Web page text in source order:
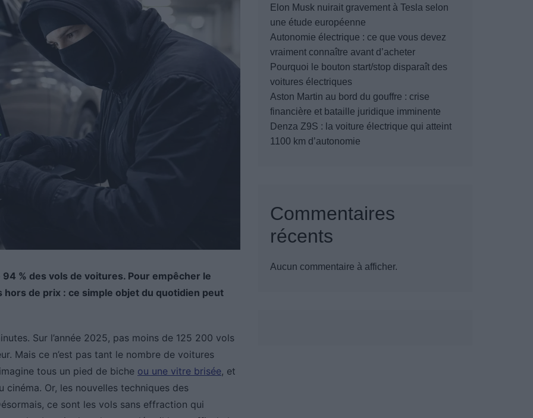
% des vols de voitures. Pour empêcher le
de prix : ce simple objet du quotidien peut
Sur l’année 2025, pas moins de 125 200 vols
Mais ce n’est pas tant le nombre de voitures
tous un pied de biche ou une vitre brisée, et
cinéma. Or, les nouvelles techniques des
ce sont les vols sans effraction qui
Elon Musk nuirait gravement à Tesla selon
une étude européenne
Autonomie électrique : ce que vous devez
vraiment connaître avant d’acheter
Pourquoi le bouton start/stop disparaît des
voitures électriques
Aston Martin au bord du gouffre : crise
financière et bataille juridique imminente
Denza Z9S : la voiture électrique qui atteint
1100 km d’autonomie
Commentaires
récents
Aucun commentaire à afficher.